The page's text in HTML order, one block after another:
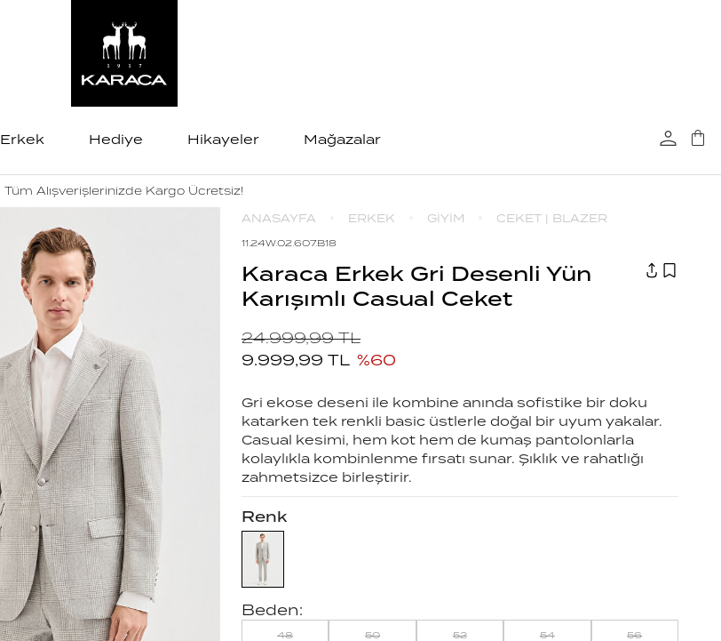
Erkek Hediye Hikayeler Mağazalar
Tüm Alışverişlerinizde Kargo Ücretsiz!
ANASAYFA ERKEK GİYİM CEKET | BLAZER
11.24W.02.607.B18
Karaca Erkek Gri Desenli Yün
Karışımlı Casual Ceket
24.999,99 TL
9.999,99 TL %60
Gri ekose deseni ile kombine anında sofistike bir doku
katarken tek renkli basic üstlerle doğal bir uyum yakalar.
Casual kesimi, hem kot hem de kumaş pantolonlarla
kolaylıkla kombinlenme fırsatı sunar. Şıklık ve rahatlığı
zahmetsizce birleştirir.
Renk
Beden:
48 50 52 54 56